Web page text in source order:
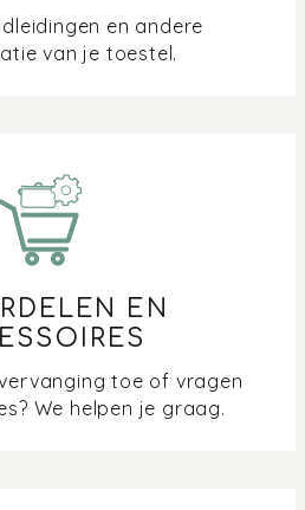
of inductie met afzuiging?
keuken
afzuiging in mijn
aan?
en andere
van je toestel.
EN
toe of vragen
We helpen je graag.